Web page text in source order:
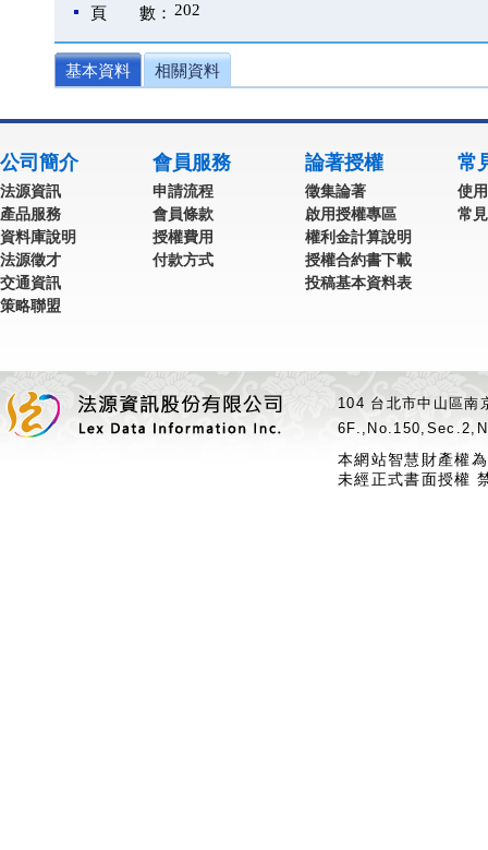
頁 數： 202
基本資料 相關資料
公司簡介
法源資訊
產品服務
資料庫說明
法源徵才
交通資訊
策略聯盟
會員服務
申請流程
會員條款
授權費用
付款方式
論著授權
徵集論著
啟用授權專區
權利金計算說明
授權合約書下載
投稿基本資料表
常
使
常
104 台北市中山區
本網站智慧財產權
未經正式書面授權